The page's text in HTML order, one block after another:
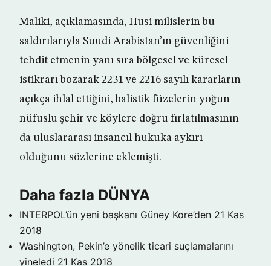
Maliki, açıklamasında, Husi milislerin bu
saldırılarıyla Suudi Arabistan’ın güvenliğini
tehdit etmenin yanı sıra bölgesel ve küresel
istikrarı bozarak 2231 ve 2216 sayılı kararların
açıkça ihlal ettiğini, balistik füzelerin yoğun
nüfuslu şehir ve köylere doğru fırlatılmasının
da uluslararası insancıl hukuka aykırı
olduğunu sözlerine eklemişti.
Daha fazla DÜNYA
INTERPOL’ün yeni başkanı Güney Kore’den 21 Kas
2018
Washington, Pekin’e yönelik ticari suçlamalarını
yineledi 21 Kas 2018